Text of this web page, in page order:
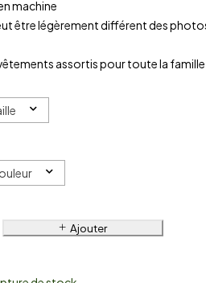
machine
être légèrement différent des
assortis pour toute la
Ajouter